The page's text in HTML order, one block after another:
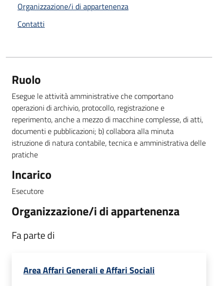
Organizzazione/i di appartenenza
Contatti
Ruolo
Esegue le attività amministrative che comportano
operazioni di archivio, protocollo, registrazione e
reperimento, anche a mezzo di macchine complesse, di atti,
documenti e pubblicazioni; b) collabora alla minuta
istruzione di natura contabile, tecnica e amministrativa delle
pratiche
Incarico
Esecutore
Organizzazione/i di appartenenza
Fa parte di
Area Affari Generali e Affari Sociali